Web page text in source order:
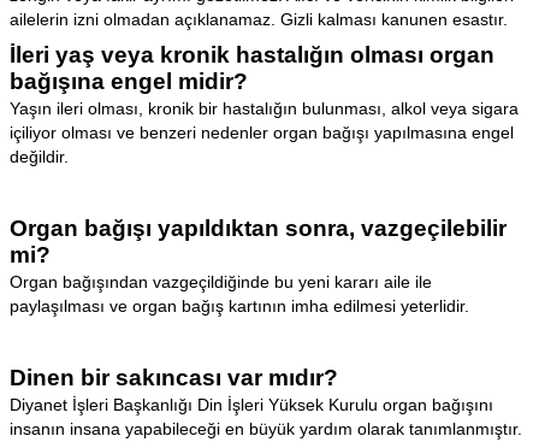
ailelerin izni olmadan açıklanamaz. Gizli kalması kanunen esastır.
İleri yaş veya kronik hastalığın olması organ
bağışına engel midir?
Yaşın ileri olması, kronik bir hastalığın bulunması, alkol veya sigara
içiliyor olması ve benzeri nedenler organ bağışı yapılmasına engel
değildir.
Organ bağışı yapıldıktan sonra, vazgeçilebilir
mi?
Organ bağışından vazgeçildiğinde bu yeni kararı aile ile
paylaşılması ve organ bağış kartının imha edilmesi yeterlidir.
Dinen bir sakıncası var mıdır?
Diyanet İşleri Başkanlığı Din İşleri Yüksek Kurulu organ bağışını
insanın insana yapabileceği en büyük yardım olarak tanımlanmıştır.